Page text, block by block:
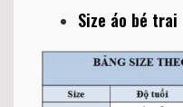
Size áo bé trai